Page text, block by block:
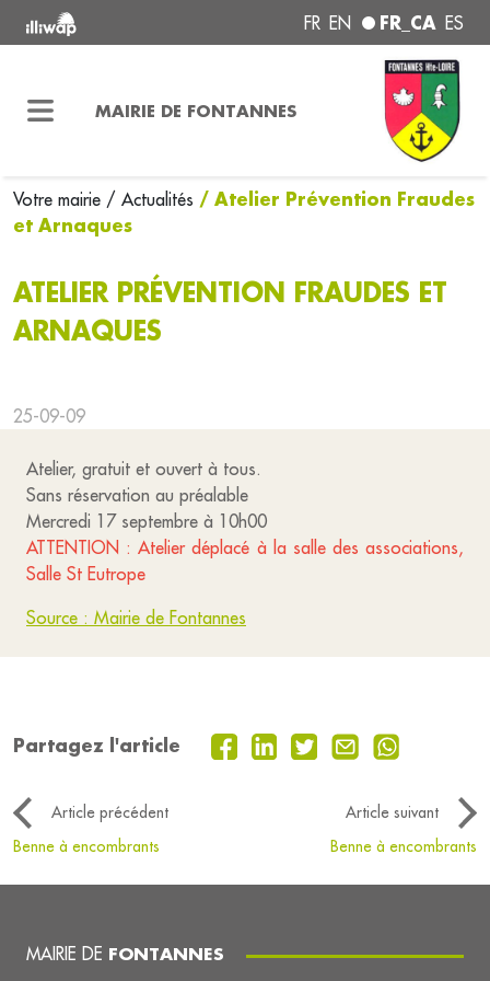
FR EN FR_CA ES
MAIRIE DE FONTANNES
Votre mairie / Actualités / Atelier Prévention Fraudes
et Arnaques
ATELIER PRÉVENTION FRAUDES ET
ARNAQUES
25-09-09
Atelier, gratuit et ouvert à tous.
Sans réservation au préalable
Mercredi 17 septembre à 10h00
ATTENTION : Atelier déplacé à la salle des associations,
Salle St Eutrope
Source : Mairie de Fontannes
Partagez l'article
Article précédent
Article suivant
Benne à encombrants
Benne à encombrants
MAIRIE DE FONTANNES